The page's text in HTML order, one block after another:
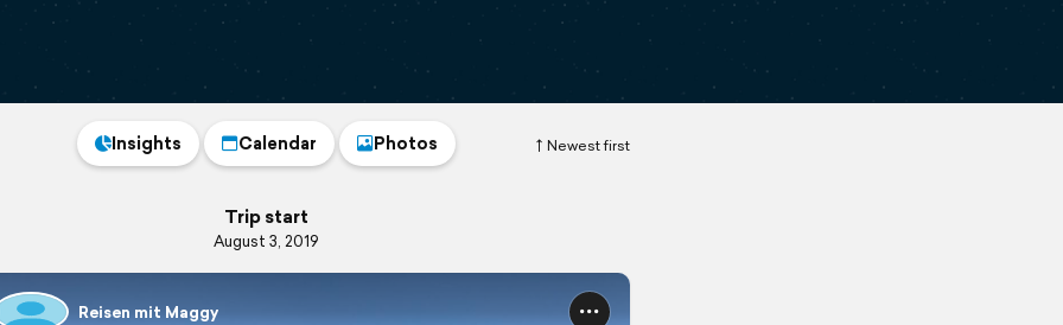
Newest first
Insights Calendar Photos
Trip start
August 3, 2019
Reisen mit Maggy